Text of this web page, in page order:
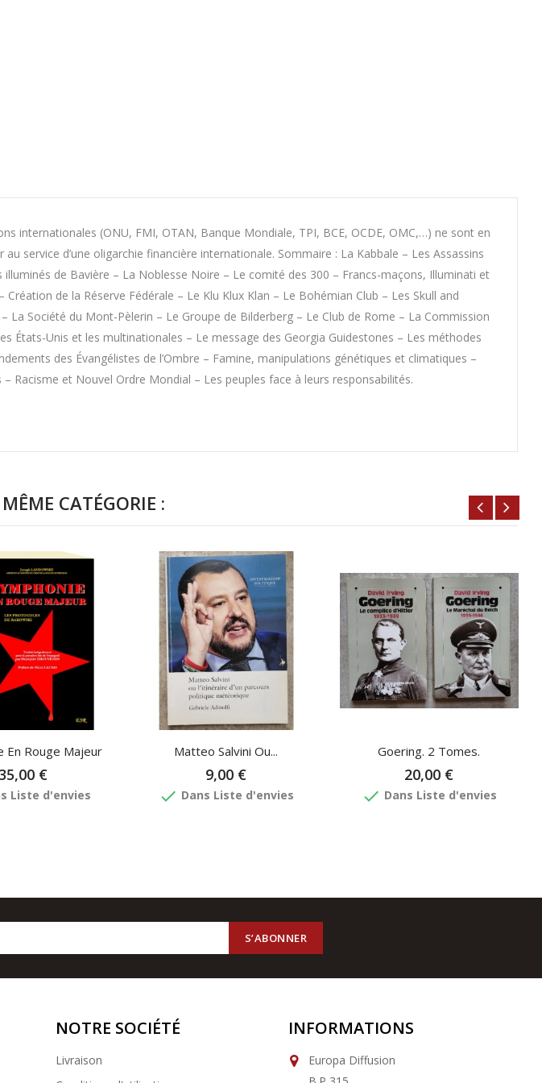
internationales (ONU, FMI, OTAN, Banque Mondiale, TPI, BCE, OCDE, OMC,…) ne sont en
service d’une oligarchie financière internationale. Sommaire : La Kabbale – Les Assassins
de Bavière – La Noblesse Noire – Le comité des 300 – Francs-maçons, Illuminati et
de la Réserve Fédérale – Le Klu Klux Klan – Le Bohémian Club – Les Skull and
La Société du Mont-Pèlerin – Le Groupe de Bilderberg – Le Club de Rome – La Commission
États-Unis et les multinationales – Le message des Georgia Guidestones – Les méthodes
des Évangélistes de l’Ombre – Famine, manipulations génétiques et climatiques –
Racisme et Nouvel Ordre Mondial – Les peuples face à leurs responsabilités.
CATÉGORIE :
En Rouge Majeur
35,00 €
Liste d'envies
Matteo Salvini Ou...
9,00 €
done Dans Liste d'envies
Goering. 2 Tomes.
20,00 €
done Dans Liste d'envies
NOTRE SOCIÉTÉ
Livraison
INFORMATIONS
Europa Diffusion